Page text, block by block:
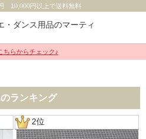
10,000円以上で送料無料
ちらからチェック♪
ランキング
2位